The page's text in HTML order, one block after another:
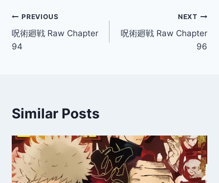
Post
navigation
PREVIOUS
呪術廻戦 Raw Chapter
94
NEXT
呪術廻戦 Raw Chapter
96
Similar Posts